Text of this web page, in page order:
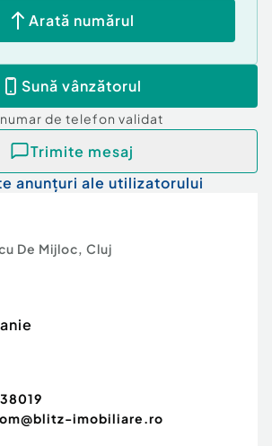
Arată numărul
Sună vânzătorul
numar de telefon validat
Trimite mesaj
anunțuri ale utilizatorului
De Mijloc, Cluj
imobiliare.ro